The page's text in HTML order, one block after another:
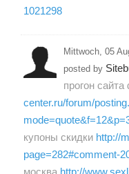
1021298
Mittwoch, 05
posted by
прогон
center.ru/forum/
купоны скидки http://
page=282#comment-